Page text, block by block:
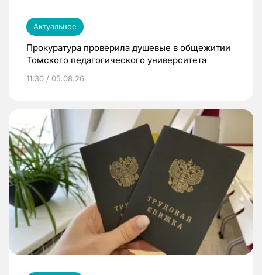
Актуальное
Прокуратура проверила душевые в общежитии
Томского педагогического университета
11:30 / 05.08.26